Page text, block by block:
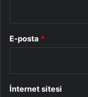
E-posta *
İnternet sitesi